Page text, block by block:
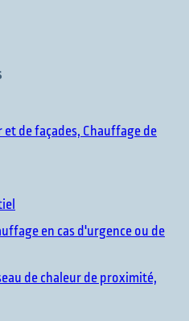
de façades, Chauffage de
en cas d'urgence ou de
de chaleur de proximité,